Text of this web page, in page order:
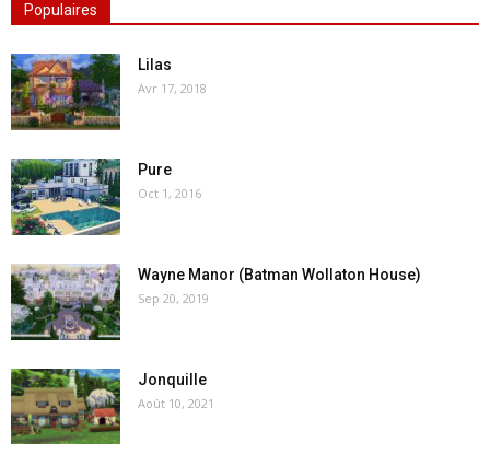
Populaires
Lilas
Avr 17, 2018
Pure
Oct 1, 2016
Wayne Manor (Batman Wollaton House)
Sep 20, 2019
Jonquille
Août 10, 2021